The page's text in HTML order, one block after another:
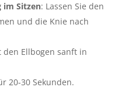
im Sitzen: Lassen Sie den
und die Knie nach
den Ellbogen sanft in
20-30 Sekunden.